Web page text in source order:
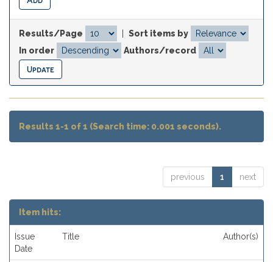
Results/Page
Sort items by
In order
Authors/record
Results 1-1 of 1 (Search time: 0.001 seconds).
previous 1 next
Item hits:
Issue
Date
Title Author(s)